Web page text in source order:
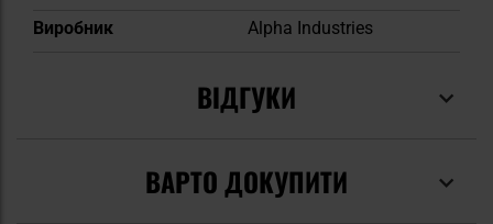
Виробник Alpha Industries
ВІДГУКИ
ВАРТО ДОКУПИТИ